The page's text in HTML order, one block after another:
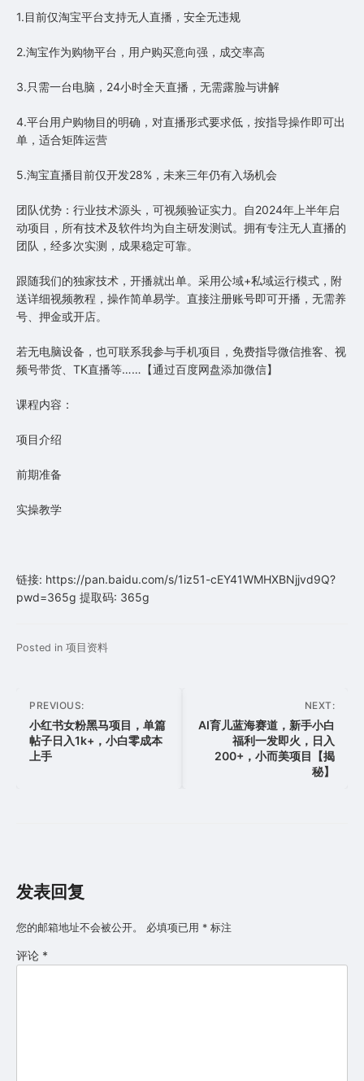
1.目前仅淘宝平台支持无人直播，安全无违规
2.淘宝作为购物平台，用户购买意向强，成交率高
3.只需一台电脑，24小时全天直播，无需露脸与讲解
4.平台用户购物目的明确，对直播形式要求低，按指导操作即可出
单，适合矩阵运营
5.淘宝直播目前仅开发28%，未来三年仍有入场机会
团队优势：行业技术源头，可视频验证实力。自2024年上半年启
动项目，所有技术及软件均为自主研发测试。拥有专注无人直播的
团队，经多次实测，成果稳定可靠。
跟随我们的独家技术，开播就出单。采用公域+私域运行模式，附
送详细视频教程，操作简单易学。直接注册账号即可开播，无需养
号、押金或开店。
若无电脑设备，也可联系我参与手机项目，免费指导微信推客、视
频号带货、TK直播等……【通过百度网盘添加微信】
课程内容：
项目介绍
前期准备
实操教学
链接: https://pan.baidu.com/s/1iz51-cEY41WMHXBNjjvd9Q?
pwd=365g 提取码: 365g
Posted in 项目资料
文
章
导
PREVIOUS:
小红书女粉黑马项目，单篇
帖子日入1k+，小白零成本
上手
NEXT:
AI育儿蓝海赛道，新手小白
福利一发即火，日入
200+，小而美项目【揭
秘】
发表回复
您的邮箱地址不会被公开。 必填项已用 * 标注
评论 *